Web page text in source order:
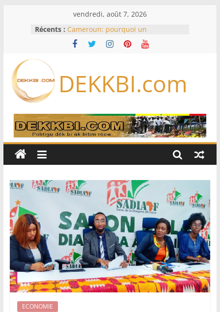
vendredi, août 7, 2026
Récents : Cameroun: pourquoi un
remaniement au sommet de
l’armée alors que Paul Biya est hors
logiciels écrits par l’IA, dominé par
Anthropic et OpenAI
Disney s’associe à TikTok pour tirer
davantage profit de ses univers
légendaires
France – Algérie: l’affaire Mehdi
policière contre le narcotrafic
DEKKBI.com
ECONOMIE